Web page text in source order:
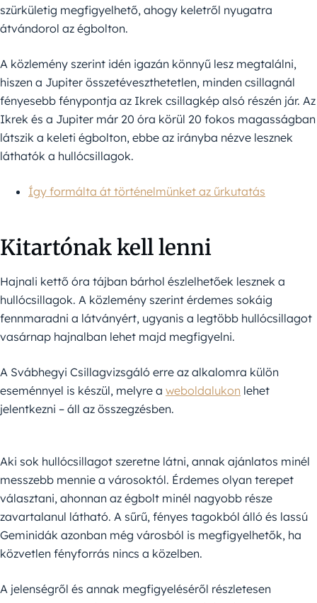
szürkületig megfigyelhető, ahogy keletről nyugatra
átvándorol az égbolton.
A közlemény szerint idén igazán könnyű lesz megtalálni,
hiszen a Jupiter összetéveszthetetlen, minden csillagnál
fényesebb fénypontja az Ikrek csillagkép alsó részén jár. Az
Ikrek és a Jupiter már 20 óra körül 20 fokos magasságban
látszik a keleti égbolton, ebbe az irányba nézve lesznek
láthatók a hullócsillagok.
Így formálta át történelmünket az űrkutatás
Kitartónak kell lenni
Hajnali kettő óra tájban bárhol észlelhetőek lesznek a
hullócsillagok. A közlemény szerint érdemes sokáig
fennmaradni a látványért, ugyanis a legtöbb hullócsillagot
vasárnap hajnalban lehet majd megfigyelni.
A Svábhegyi Csillagvizsgáló erre az alkalomra külön
eseménnyel is készül, melyre a weboldalukon lehet
jelentkezni – áll az összegzésben.
Aki sok hullócsillagot szeretne látni, annak ajánlatos minél
messzebb mennie a városoktól. Érdemes olyan terepet
választani, ahonnan az égbolt minél nagyobb része
zavartalanul látható. A sűrű, fényes tagokból álló és lassú
Geminidák azonban még városból is megfigyelhetők, ha
közvetlen fényforrás nincs a közelben.
A jelenségről és annak megfigyeléséről részletesen